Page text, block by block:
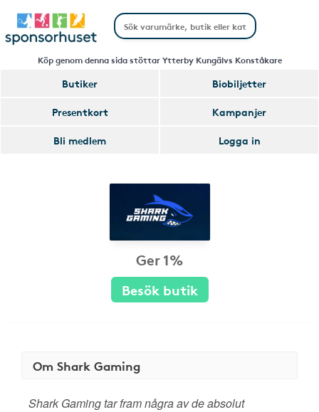
Köp genom denna sida stöttar Ytterby Kungälvs Konståkare
Butiker
Biobiljetter
Presentkort
Kampanjer
Bli medlem
Logga in
Ger 1%
Besök butik
Om Shark Gaming
Shark Gaming tar fram några av de absolut